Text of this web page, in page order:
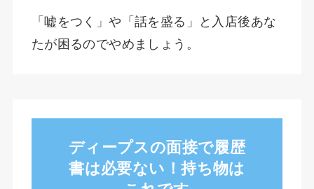
「嘘をつく」や「話を盛る」と入店後あな
たが困るのでやめましょう。
ディープスの面接で履歴
書は必要ない！持ち物は